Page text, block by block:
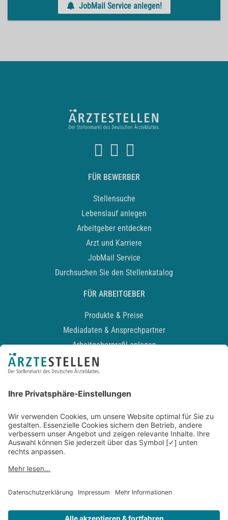
JobMail Service anlegen!
FÜR BEWERBER
Stellensuche
Lebenslauf anlegen
Arbeitgeber entdecken
Arzt und Karriere
JobMail Service
Durchsuchen Sie den Stellenkatalog
FÜR ARBEITGEBER
Produkte & Preise
Mediadaten & Ansprechpartner
Arbeitgeberprofil anlegen
Recruiting-Podcast
Kontakt
Datenschutz
Newsletter